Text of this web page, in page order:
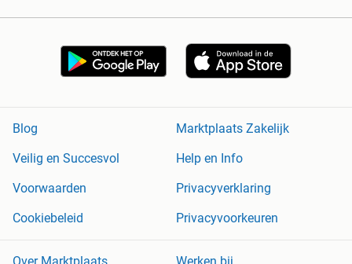
Blog
Marktplaats Zakelijk
Veilig en Succesvol
Help en Info
Voorwaarden
Privacyverklaring
Cookiebeleid
Privacyvoorkeuren